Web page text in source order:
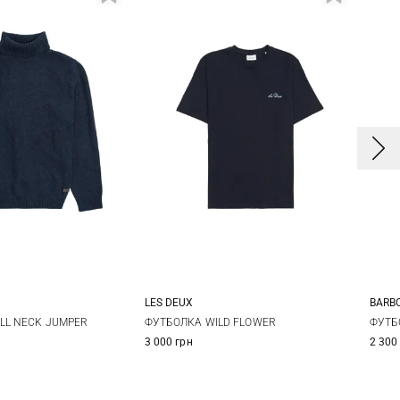
L
NECK JUMPER
M L XL
LES DEUX
ФУТБОЛКА WILD FLOWER
3 000 грн
S
2 300